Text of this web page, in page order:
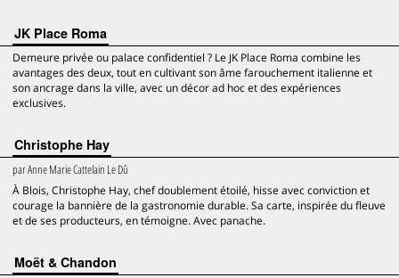
JK Place Roma
Demeure privée ou palace confidentiel ? Le JK Place Roma combine les
avantages des deux, tout en cultivant son âme farouchement italienne et
son ancrage dans la ville, avec un décor ad hoc et des expériences
exclusives.
Christophe Hay
parAnne Marie Cattelain Le Dû
À Blois, Christophe Hay, chef doublement étoilé, hisse avec conviction et
courage la bannière de la gastronomie durable. Sa carte, inspirée du fleuve
et de ses producteurs, en témoigne. Avec panache.
Moët & Chandon